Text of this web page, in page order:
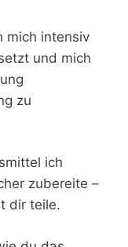
mich intensiv
und mich
zu
ich
zubereite –
dir teile.